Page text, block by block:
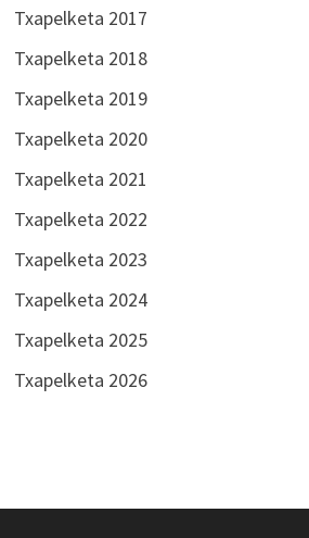
Txapelketa 2017
Txapelketa 2018
Txapelketa 2019
Txapelketa 2020
Txapelketa 2021
Txapelketa 2022
Txapelketa 2023
Txapelketa 2024
Txapelketa 2025
Txapelketa 2026